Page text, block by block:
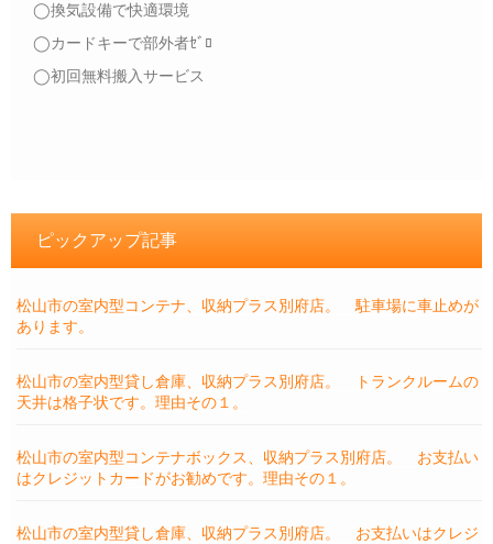
◯換気設備で快適環境
◯カードキーで部外者ｾﾞﾛ
◯初回無料搬入サービス
ピックアップ記事
松山市の室内型コンテナ、収納プラス別府店。 駐車場に車止めが
あります。
松山市の室内型貸し倉庫、収納プラス別府店。 トランクルームの
天井は格子状です。理由その１。
松山市の室内型コンテナボックス、収納プラス別府店。 お支払い
はクレジットカードがお勧めです。理由その１。
松山市の室内型貸し倉庫、収納プラス別府店。 お支払いはクレジ